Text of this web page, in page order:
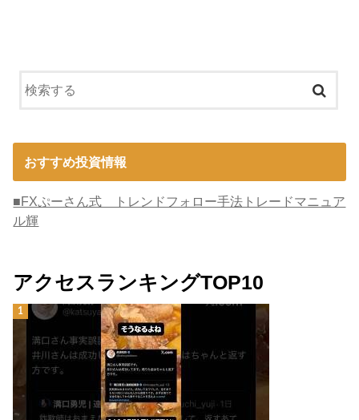
おすすめ投資情報
■FXぷーさん式 トレンドフォロー手法トレードマニュア
ル輝
アクセスランキングTOP10